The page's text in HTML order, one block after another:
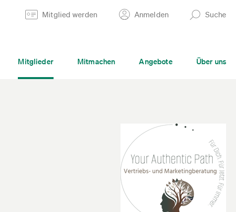
Mitglied werden Anmelden Suche
Mitglieder Mitmachen Angebote Über uns